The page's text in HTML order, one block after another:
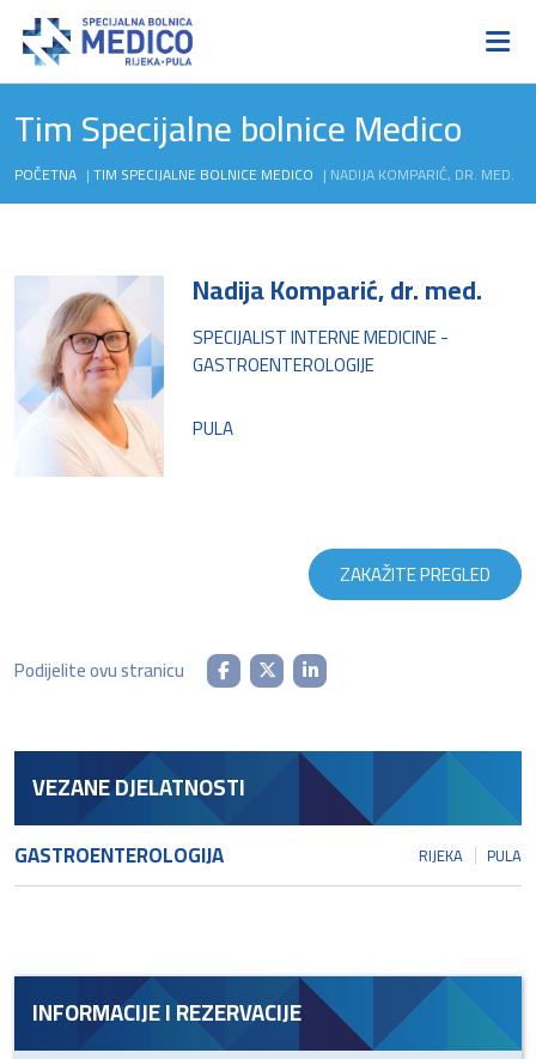
Tim Specijalne bolnice Medico
POČETNA |TIM SPECIJALNE BOLNICE MEDICO | NADIJA KOMPARIĆ, DR. MED.
Nadija Komparić, dr. med.
SPECIJALIST INTERNE MEDICINE -
GASTROENTEROLOGIJE
PULA
ZAKAŽITE PREGLED
Podijelite ovu stranicu
VEZANE DJELATNOSTI
GASTROENTEROLOGIJA RIJEKA PULA
INFORMACIJE I REZERVACIJE